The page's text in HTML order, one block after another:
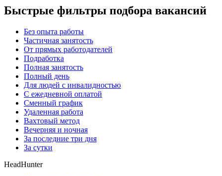
Быстрые фильтры подбора вакансий
Без опыта работы
Частичная занятость
От прямых работодателей
Подработка
Полная занятость
Полный день
Для людей с инвалидностью
С ежедневной оплатой
Сменный график
Удаленная работа
Вахтовый метод
Вечерняя и ночная
За последние три дня
За сутки
HeadHunter